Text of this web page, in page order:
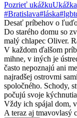
Pozrieť ukážkuUkážka
#Bratislava#láska
Desať príbehov o
Do starého domu so
malý chlapec Oliver.
V každom ďalšom
mihne, v iných je
často nepoznajú ani
najradšej ostrovmi
spoločného. Schody,
počujú svoje
Vždy ich spájal dom,
A teraz aj tmavovlasý